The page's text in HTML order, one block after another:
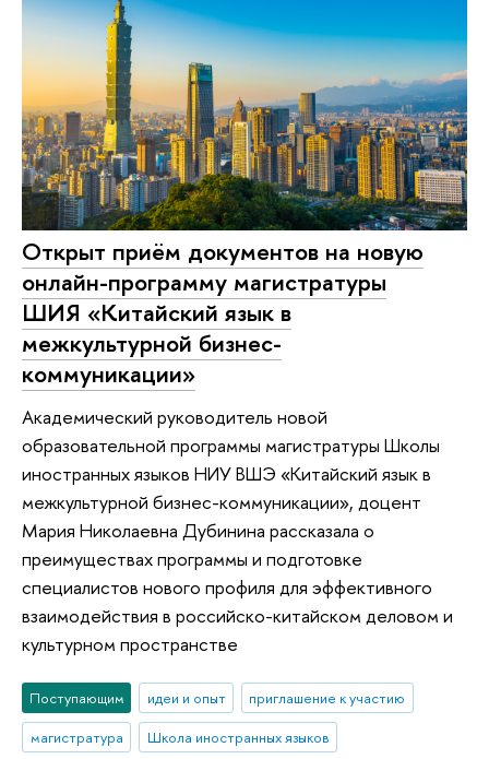
Открыт приём документов на новую
онлайн-программу магистратуры
ШИЯ «Китайский язык в
межкультурной бизнес-
коммуникации»
Академический руководитель новой
образовательной программы магистратуры Школы
иностранных языков НИУ ВШЭ «Китайский язык в
межкультурной бизнес-коммуникации», доцент
Мария Николаевна Дубинина рассказала о
преимуществах программы и подготовке
специалистов нового профиля для эффективного
взаимодействия в российско-китайском деловом и
культурном пространстве
Поступающим идеи и опыт
приглашение к участию
магистратура
Школа иностранных языков